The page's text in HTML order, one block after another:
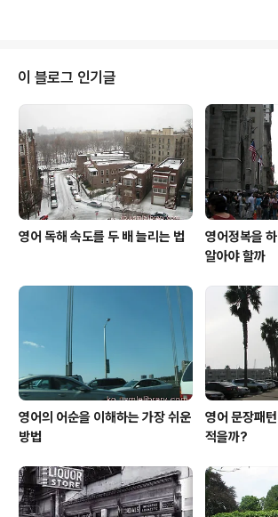
당한 것을 알고 뒤늦게 찾았으나 이미 늦었지요. 그런데 지
난 달에 한국 방문을 하면서 비행기 속에서 있었던 일들은
정말 처음 겪어 보는 일 들이었습니다. 첫 번째 사건은 한국
행 비행기 속에서 있었던 일입니다. 안 그래도 전날 잠을 잘
못 자고 비행기를 탔기 때문에 비행 내내 비몽사몽 하는 상
태가 지속되고 있었습니다. 그런데..
이 블로그 인기글
영어 독해 속도를 두 배 늘리는 법
영어정복을
알아야 할까
영어의 어순을 이해하는 가장 쉬운
방법
영어 문장패
적을까?